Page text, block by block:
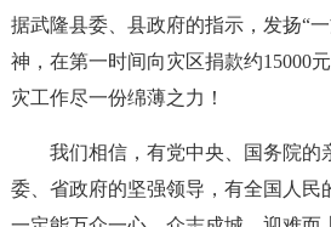
据武隆县委、县政府的指示，发扬“
神，在第一时间向灾区捐款约15000
灾工作尽一份绵薄之力！
我们相信，有党中央、国务院的
委、省政府的坚强领导，有全国人民